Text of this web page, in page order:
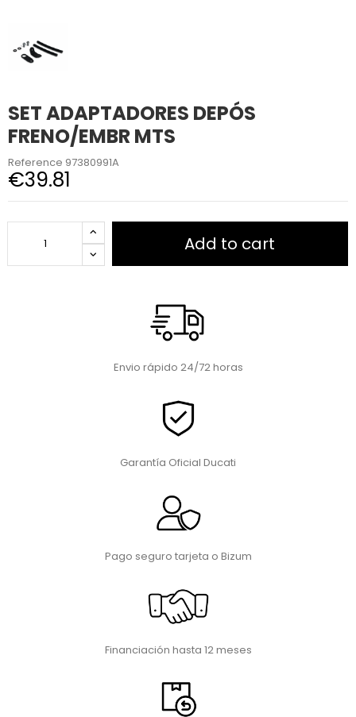
SET ADAPTADORES DEPÓS
FRENO/EMBR MTS
Reference 97380991A
€39.81
Add to cart
Envio rápido 24/72 horas
Garantía Oficial Ducati
Pago seguro tarjeta o Bizum
Financiación hasta 12 meses